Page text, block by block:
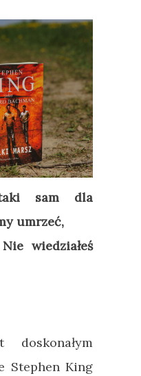
sam dla
umrzeć,
wiedziałeś
Stephen King